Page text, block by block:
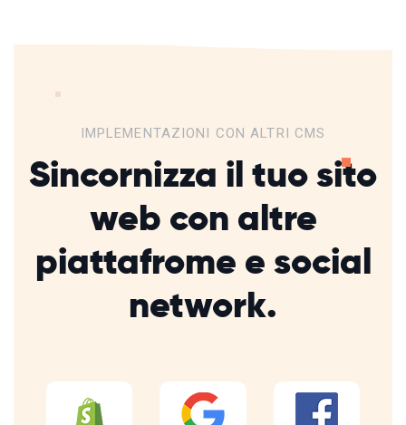
IMPLEMENTAZIONI CON ALTRI CMS
Sincornizza il tuo sito
web con altre
piattafrome e social
network.